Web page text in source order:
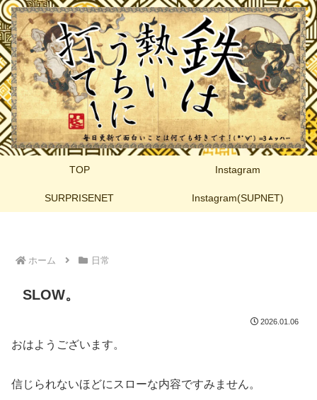
TOP Instagram
SURPRISENET Instagram(SUPNET)
ホーム 日常
SLOW。
2026.01.06
おはようございます。
信じられないほどにスローな内容ですみません。